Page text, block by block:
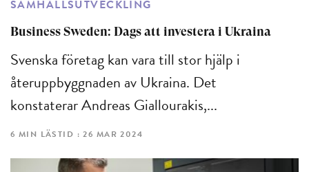
SAMHÄLLSUTVECKLING
Business Sweden: Dags att investera i Ukraina
Svenska företag kan vara till stor hjälp i
återuppbyggnaden av Ukraina. Det
konstaterar Andreas Giallourakis,...
6 MIN LÄSTID : 26 MAR 2024